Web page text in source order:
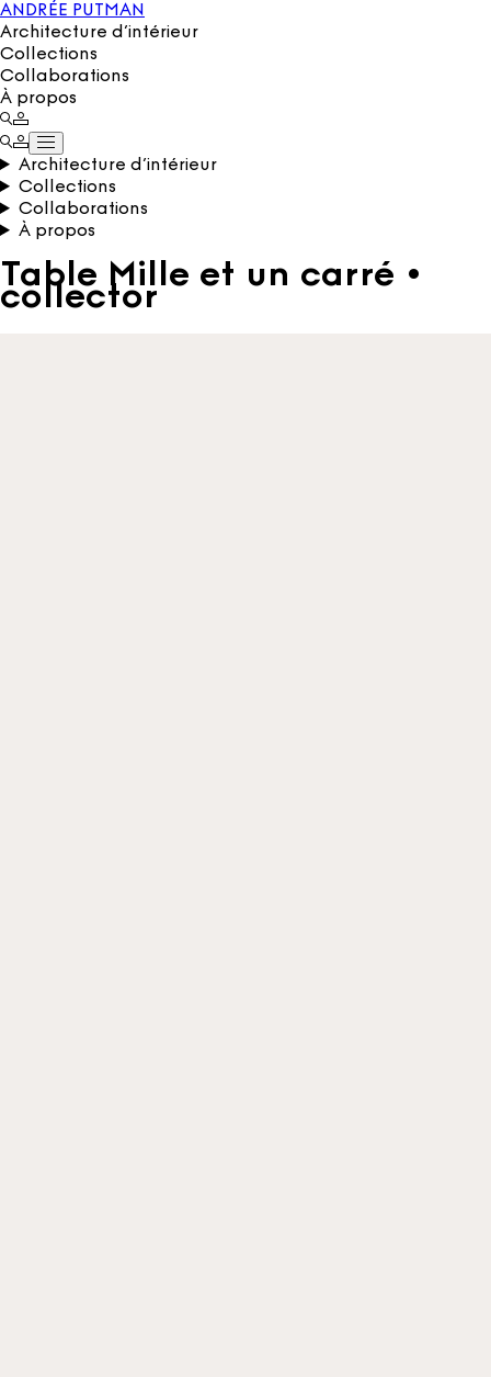
ANDRÉE PUTMAN
Architecture d’intérieur
Collections
Collaborations
À propos
Architecture d’intérieur
Collections
Collaborations
À propos
Table Mille et un carré •
collector